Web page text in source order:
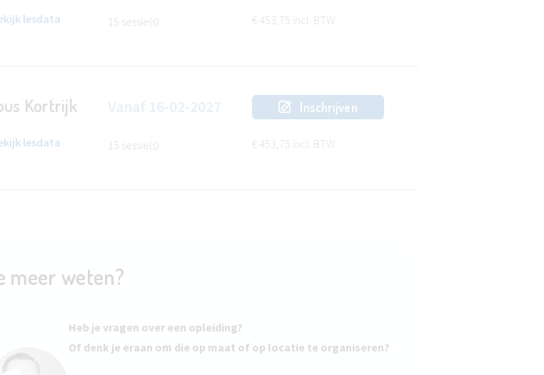
lesdata 15 sessie(s) € 453,75 incl. BTW
Kortrijk
lesdata 15 sessie(s)
Inschrijven
€ 453,75 incl. BTW
meer weten?
Heb je vragen over een opleiding?
Of denk je eraan om die op maat of op locatie te organiseren?